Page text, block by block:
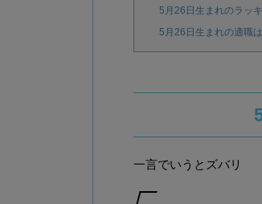
5月26日生まれのラッ
5月26日生まれの適職
一言でいうとズバリ